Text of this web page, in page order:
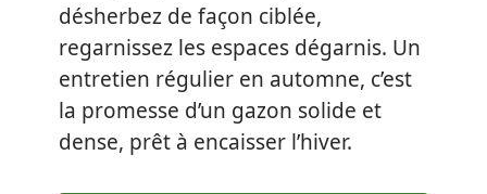
désherbez de façon ciblée,
regarnissez les espaces dégarnis. Un
entretien régulier en automne, c’est
la promesse d’un gazon solide et
dense, prêt à encaisser l’hiver.